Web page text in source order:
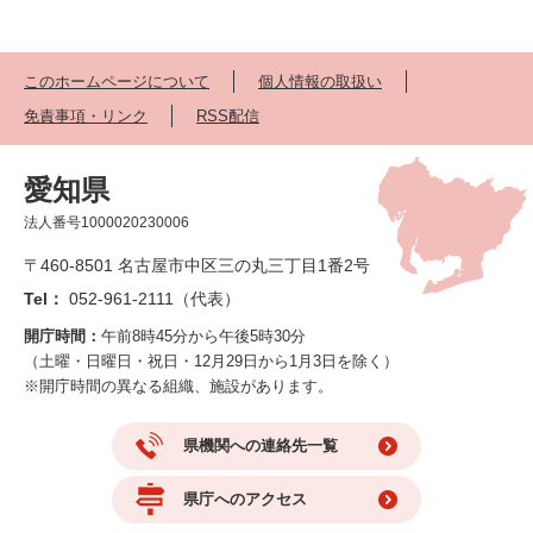
このホームページについて
個人情報の取扱い
免責事項・リンク
RSS配信
愛知県
法人番号1000020230006
〒460-8501 名古屋市中区三の丸三丁目1番2号
Tel： 052-961-2111（代表）
開庁時間： 午前8時45分から午後5時30分
（土曜・日曜日・祝日・12月29日から1月3日を除く）
※開庁時間の異なる組織、施設があります。
県機関への連絡先一覧
県庁へのアクセス